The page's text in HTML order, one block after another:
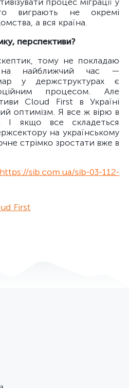
виграють не окремі
а вся країна.
перспективи?
тому не покладаю
на найближчий час —
у держструктурах є
процесом. Але
Cloud First в Україні
оптимізм. Я все ж вірю в
І якщо все складеться
на українському
стрімко зростати вже в
https://sib.com.ua/sib-03-112-
First